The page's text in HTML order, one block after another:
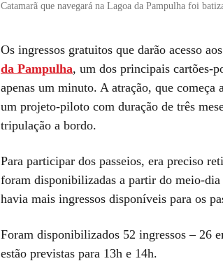
Catamarã que navegará na Lagoa da Pampulha foi
Os ingressos gratuitos que darão acesso aos
da Pampulha, um dos principais cartões-
apenas um minuto. A atração, que
um projeto-piloto com duração de três
tripulação a bordo.
Para participar dos passeios, era preciso
foram disponibilizadas a partir do meio-
havia mais ingressos disponíveis para os
Foram disponibilizados 52 ingressos – 26
estão previstas para 13h e 14h.